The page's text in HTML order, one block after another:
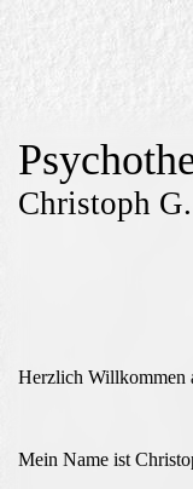
Christoph
Herzlich Willkommen
Mein Name ist